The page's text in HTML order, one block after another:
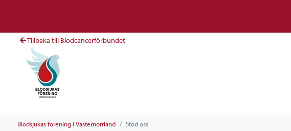
Tillbaka till Blodcancerförbundet
Blodsjukas förening i Västernorrland Stöd oss